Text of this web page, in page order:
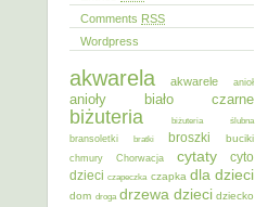
Comments RSS
Wordpress
akwarela akwarele anioł
anioły biało czarne
biżuteria
biżuteria ślubna
bransoletki
bratki broszki buciki
chmury Chorwacja cytaty
cyto
dzieci czapeczka czapka dla dzieci
dom droga drzewa dzieci dziecko